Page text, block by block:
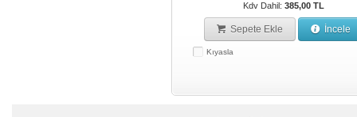
Kdv Dahil: 385,00 TL
Sepete Ekle İncele
Kıyasla